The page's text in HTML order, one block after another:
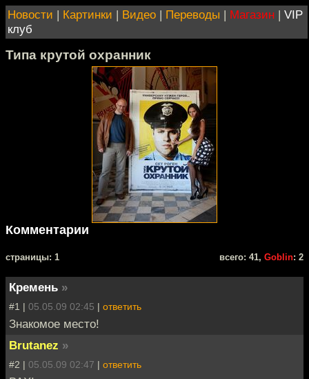
Новости | Картинки | Видео | Переводы | Магазин | VIP
клуб
Типа крутой охранник
Комментарии
cтраницы: 1 всего: 41, Goblin: 2
Кремень »
#1 | 05.05.09 02:45 | ответить
Знакомое место!
Brutanez »
#2 | 05.05.09 02:47 | ответить